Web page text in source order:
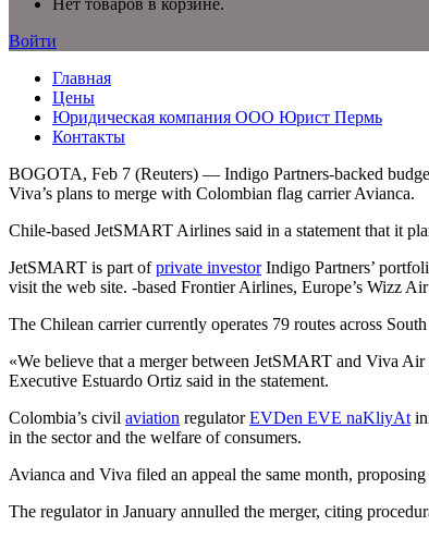
Нет товаров в корзине.
Войти
Главная
Цены
Юридическая компания ООО Юрист Пермь
Контакты
BOGOTA, Feb 7 (Reuters) — Indigo Partners-backed
Viva’s plans to merge with Colombian flag carrier Avianca.
Chile-based JetSMART Airlines said in a statement that it
JetSMART is part ofprivate investorIndigo Partners’
visit the web site. -based Frontier Airlines, Europe’s Wizz
The Chilean carrier currently operates 79 routes across
«We believe that a merger between JetSMART and Viva
Executive Estuardo Ortiz said in the statement.
Colombia’s civil aviation regulatorEVDen EVE naKliyAt
in the sector and the welfare of consumers.
Avianca and Viva filed an appeal the same month,
The regulator in January annulled the merger, citing